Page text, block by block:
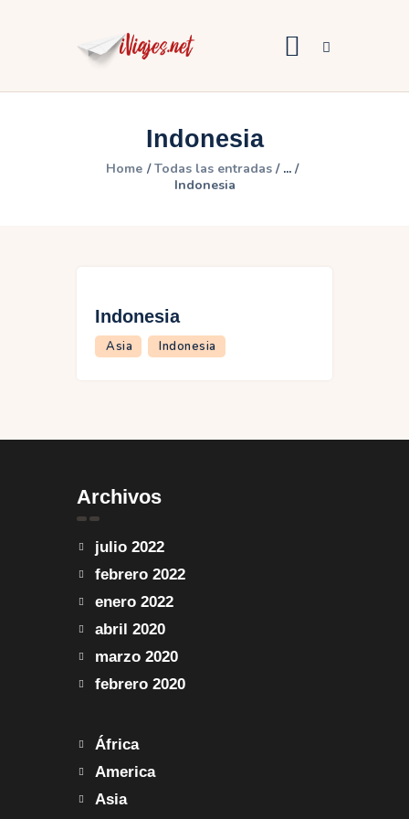
Indonesia
Home Todas las entradas
...
Indonesia
África
Oceanía
Indonesia
Asia Indonesia
Archivos
julio 2022
febrero 2022
enero 2022
abril 2020
marzo 2020
febrero 2020
África
America
Asia